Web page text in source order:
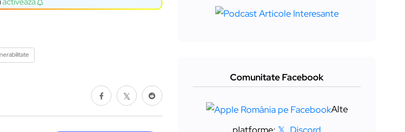
Comunitate Facebook
Alte